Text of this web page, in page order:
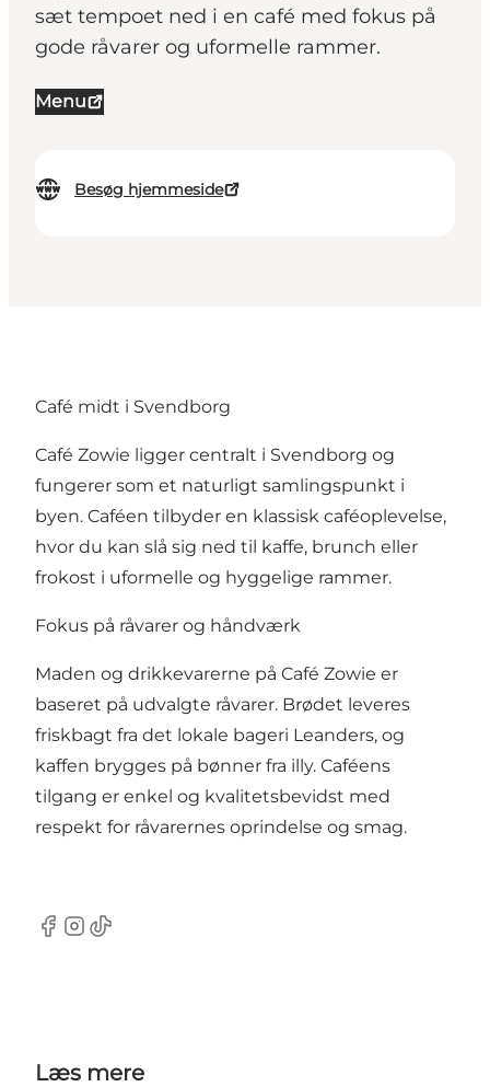
sæt tempoet ned i en café med fokus på
gode råvarer og uformelle rammer.
Menu
Besøg hjemmeside
Café midt i Svendborg
Café Zowie ligger centralt i Svendborg og
fungerer som et naturligt samlingspunkt i
byen. Caféen tilbyder en klassisk caféoplevelse,
hvor du kan slå sig ned til kaffe, brunch eller
frokost i uformelle og hyggelige rammer.
Fokus på råvarer og håndværk
Maden og drikkevarerne på Café Zowie er
baseret på udvalgte råvarer. Brødet leveres
friskbagt fra det lokale bageri Leanders, og
kaffen brygges på bønner fra illy. Caféens
tilgang er enkel og kvalitetsbevidst med
respekt for råvarernes oprindelse og smag.
Facebook
Instagram
TikTok
Læs mere